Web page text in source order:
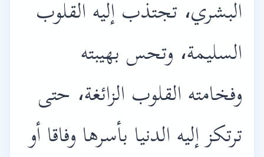
البشري، تجتذب إليه القلوب
السليمة، وتحس بهيبته
وفخامته القلوب الزائغة، حتى
ترتكز إليه الدنيا بأسرها وفاقا أو